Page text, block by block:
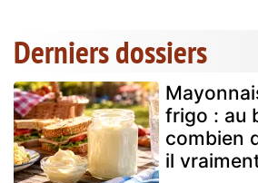
Derniers dossiers
frigo : au
combien
il